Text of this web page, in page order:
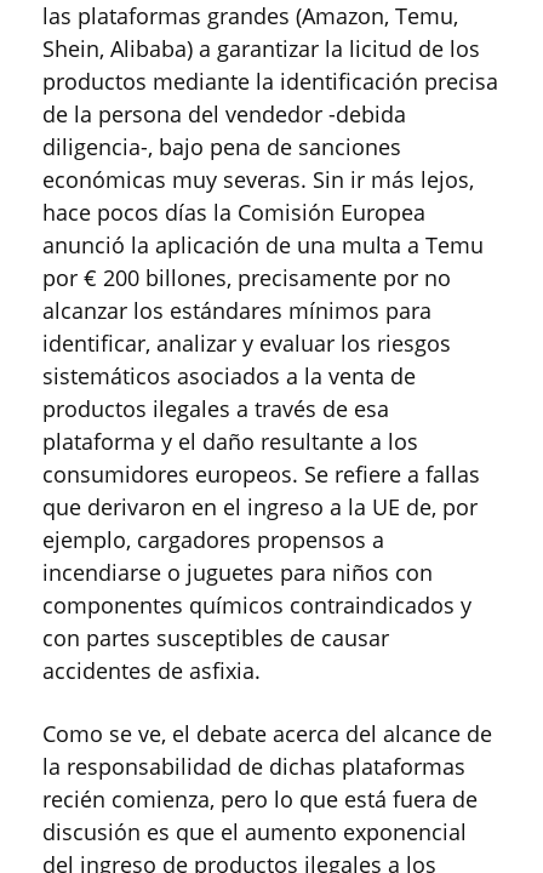
las plataformas grandes (Amazon, Temu,
Shein, Alibaba) a garantizar la licitud de los
productos mediante la identificación precisa
de la persona del vendedor -debida
diligencia-, bajo pena de sanciones
económicas muy severas. Sin ir más lejos,
hace pocos días la Comisión Europea
anunció la aplicación de una multa a Temu
por € 200 billones, precisamente por no
alcanzar los estándares mínimos para
identificar, analizar y evaluar los riesgos
sistemáticos asociados a la venta de
productos ilegales a través de esa
plataforma y el daño resultante a los
consumidores europeos. Se refiere a fallas
que derivaron en el ingreso a la UE de, por
ejemplo, cargadores propensos a
incendiarse o juguetes para niños con
componentes químicos contraindicados y
con partes susceptibles de causar
accidentes de asfixia.
Como se ve, el debate acerca del alcance de
la responsabilidad de dichas plataformas
recién comienza, pero lo que está fuera de
discusión es que el aumento exponencial
del ingreso de productos ilegales a los